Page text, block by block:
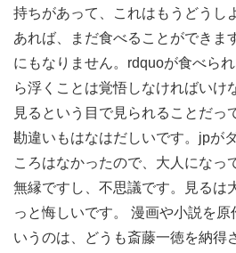
持ちがあって、これはもうどうし
あれば、まだ食べることができま
にもなりません。rdquoが食べら
ら浮くことは覚悟しなければいけ
見るという目で見られることだっ
勘違いもはなはだしいです。jpが
ころはなかったので、大人になっ
無縁ですし、不思議です。見るは
っと悔しいです。 漫画や小説を原
いうのは、どうも斎藤一徳を納得